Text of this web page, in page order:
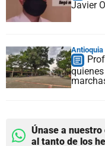
Javier
Antioquia
Únase a
al tanto de los